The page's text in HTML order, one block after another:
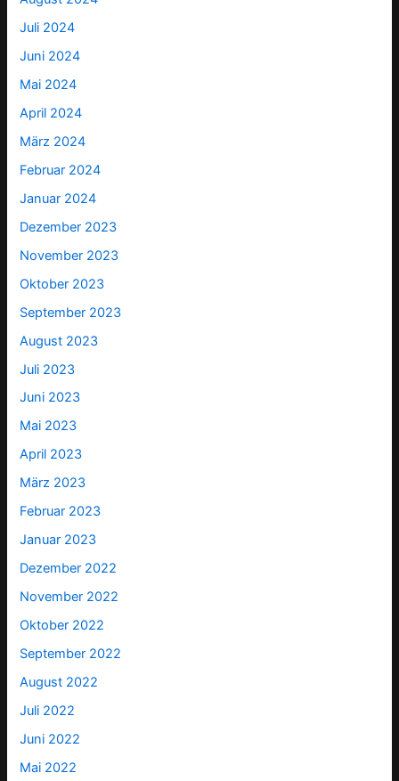
Juli 2024
Juni 2024
Mai 2024
April 2024
März 2024
Februar 2024
Januar 2024
Dezember 2023
November 2023
Oktober 2023
September 2023
August 2023
Juli 2023
Juni 2023
Mai 2023
April 2023
März 2023
Februar 2023
Januar 2023
Dezember 2022
November 2022
Oktober 2022
September 2022
August 2022
Juli 2022
Juni 2022
Mai 2022